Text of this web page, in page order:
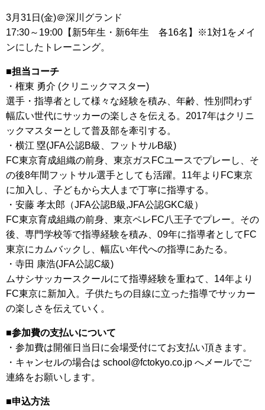
3月31日(金)＠深川グランド
17:30～19:00【新5年生・新6年生 各16名】※1対1をメイ
ンにしたトレーニング。
■担当コーチ
・権東 勇介 (クリニックマスター)
選手・指導者として様々な経験を積み、年齢、性別問わず
幅広い世代にサッカーの楽しさを伝える。2017年はクリニ
ックマスターとして普及部を牽引する。
・横江 塁(JFA公認B級、フットサルB級)
FC東京育成組織の前身、東京ガスFCユースでプレーし、そ
の後8年間フットサル選手としても活躍。11年よりFC東京
に加入し、子どもから大人まで丁寧に指導する。
・安藤 孝太郎（JFA公認B級,JFA公認GKC級）
FC東京育成組織の前身、東京ペレFC八王子でプレー。その
後、専門学校等で指導経験を積み、09年に指導者としてFC
東京にカムバックし、幅広い年代への指導にあたる。
・寺田 康浩(JFA公認C級)
ムサシサッカースクールにて指導経験を重ねて、14年より
FC東京に新加入。子供たちの目線に立った指導でサッカー
の楽しさを伝えていく。
■参加費の支払いについて
・参加費は開催日当日に会場受付にてお支払い頂きます。
・キャンセルの場合は school@fctokyo.co.jp へメールでご
連絡をお願いします。
■申込方法